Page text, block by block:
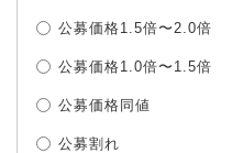
公募価格1.5倍〜2.0倍
公募価格1.0倍〜1.5倍
公募価格同値
公募割れ